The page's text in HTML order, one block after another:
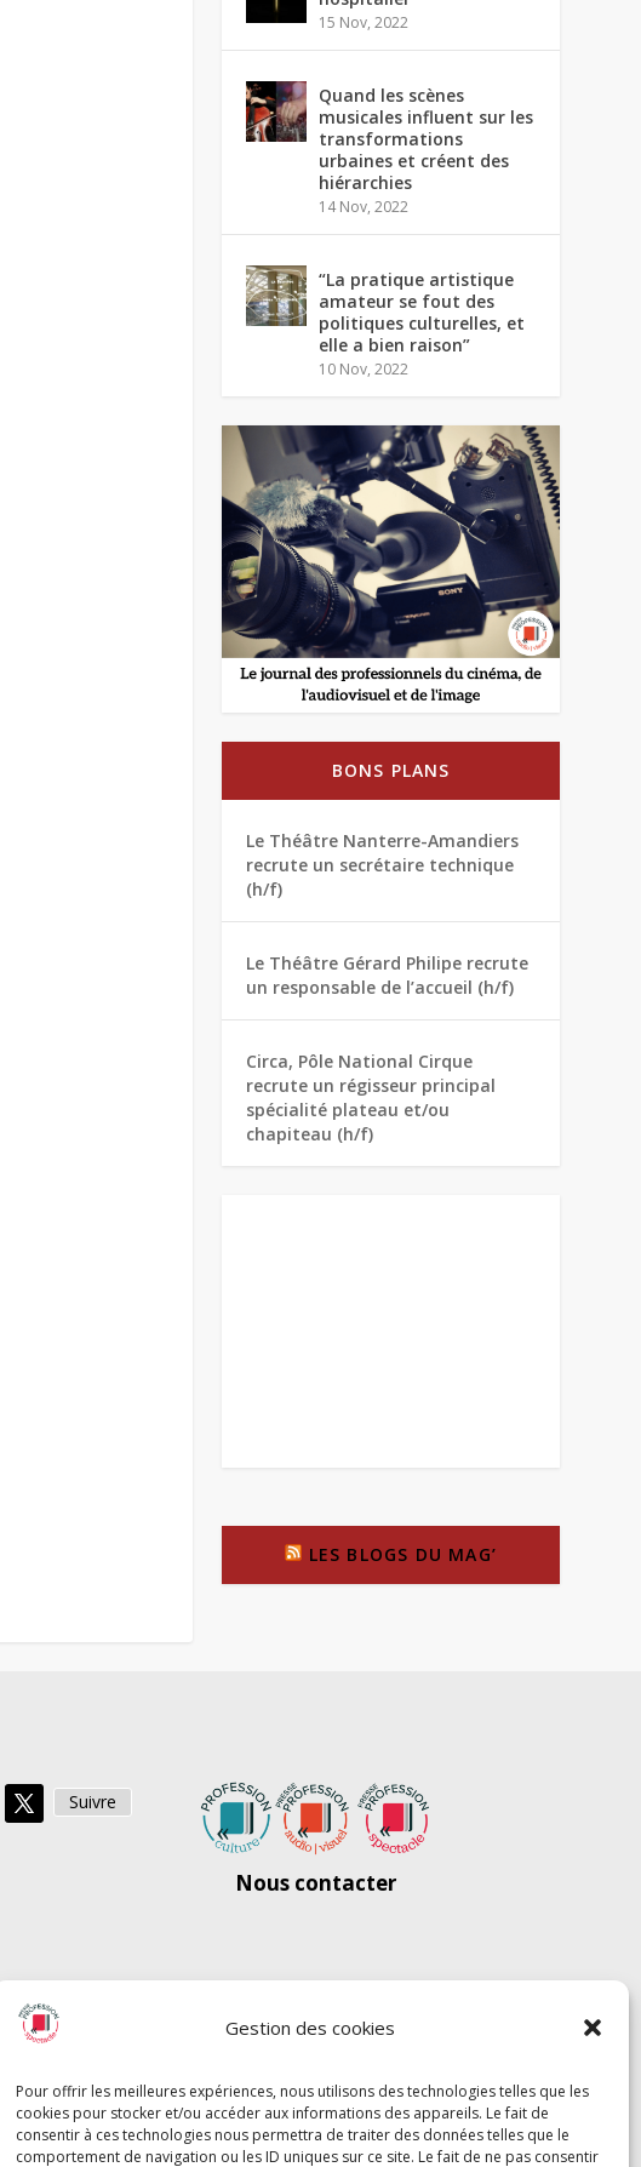
Gestion des cookies
Pour offrir les meilleures expériences, nous utilisons des technologies telles que les
cookies pour stocker et/ou accéder aux informations des appareils. Le fait de
consentir à ces technologies nous permettra de traiter des données telles que le
comportement de navigation ou les ID uniques sur ce site. Le fait de ne pas consentir
15 Nov, 2022
Quand les scènes
musicales influent sur les
transformations
urbaines et créent des
hiérarchies
14 Nov, 2022
“La pratique artistique
amateur se fout des
politiques culturelles, et
elle a bien raison”
10 Nov, 2022
BONS PLANS
Le Théâtre Nanterre-Amandiers
recrute un secrétaire technique
(h/f)
Le Théâtre Gérard Philipe recrute
un responsable de l’accueil (h/f)
Circa, Pôle National Cirque
recrute un régisseur principal
spécialité plateau et/ou
chapiteau (h/f)
LES BLOGS DU MAG’
Suivre
Nous contacter